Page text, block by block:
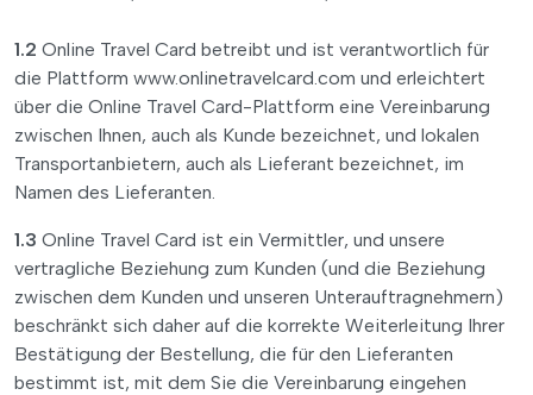
1.2 Online Travel Card betreibt und ist verantwortlich für
die Plattform www.onlinetravelcard.com und erleichtert
über die Online Travel Card-Plattform eine Vereinbarung
zwischen Ihnen, auch als Kunde bezeichnet, und lokalen
Transportanbietern, auch als Lieferant bezeichnet, im
Namen des Lieferanten.
1.3 Online Travel Card ist ein Vermittler, und unsere
vertragliche Beziehung zum Kunden (und die Beziehung
zwischen dem Kunden und unseren Unterauftragnehmern)
beschränkt sich daher auf die korrekte Weiterleitung Ihrer
Bestätigung der Bestellung, die für den Lieferanten
bestimmt ist, mit dem Sie die Vereinbarung eingehen